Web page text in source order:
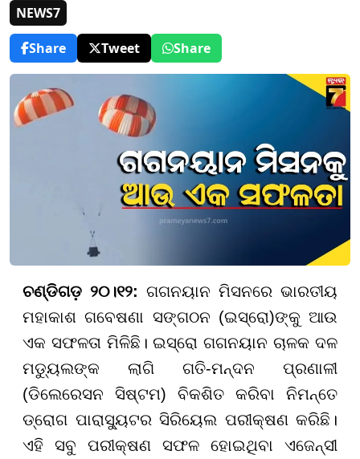
NEWS7
Share
Tweet Share
ଚଣ୍ଡିଗଡ଼ ୨୦।୧୨: ଗଗନୟାନ ମିସନରେ ଭାରତୀୟ
ମହାକାଶ ଗବେଷଣା ସଙ୍ଗଠନ (ଇସ୍ରୋ)ଙ୍କୁ ଆଉ
ଏକ ସଫଳତା ମିଳିଛି। ଇସ୍ରୋ ଗଗନୟାନ ଚାଳକ ଦଳ
ମଡ୍ୟୁଲଙ୍କ ଲାଗି ଗତି-ମନ୍ଦନ ପ୍ରଣାଳୀ
(ଡିଲେରେସନ ସିଷ୍ଟମ) ବିକଶିତ କରିବା ନିମନ୍ତେ
ଡ୍ରୋଗ ପାରାସ୍ୟୁଟର ସିରିୟେଲ ପରୀକ୍ଷଣ କରିଛି।
ଏହି ସବୁ ପରୀକ୍ଷଣ ସଫଳ ହୋଇଥିବା ଏଜେନ୍ସୀ